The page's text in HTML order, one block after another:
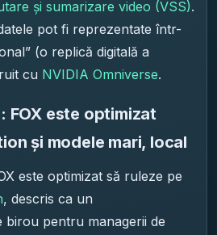
și sumarizare video (VSS).
pot fi reprezentate într-
(o replică digitală a
cu NVIDIA Omniverse.
FOX este optimizat
și modele mari, local
este optimizat să ruleze pe
, descris ca un
birou pentru managerii de